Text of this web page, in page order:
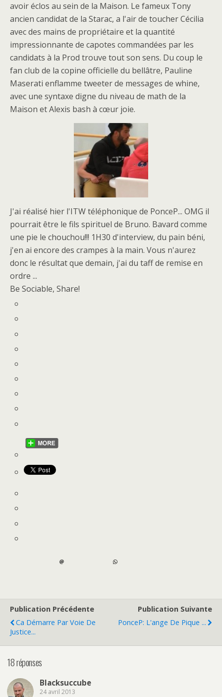
avoir éclos au sein de la Maison. Le fameux Tony
ancien candidat de la Starac, a l'air de toucher Cécilia
avec des mains de propriétaire et la quantité
impressionnante de capotes commandées par les
candidats à la Prod trouve tout son sens. Du coup le
fan club de la copine officielle du bellâtre, Pauline
Maserati enflamme tweeter de messages de whine,
avec une syntaxe digne du niveau de math de la
Maison et Alexis bash à cœur joie.
J'ai réalisé hier l'ITW téléphonique de PonceP... OMG il
pourrait être le fils spirituel de Bruno. Bavard comme
une pie le chouchou!!! 1H30 d'interview, du pain béni,
j'en ai encore des crampes à la main. Vous n'aurez
donc le résultat que demain, j'ai du taff de remise en
ordre ...
Be Sociable, Share!
Publication Précédente
Ca Démarre Par Voie De
Justice...
Publication Suivante
PonceP: L'ange De Pique ...
18 réponses
Blacksuccube
24 avril 2013